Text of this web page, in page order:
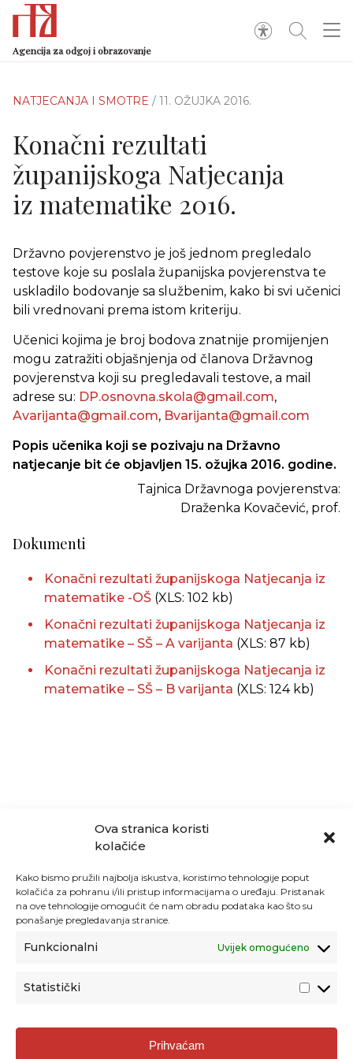
Ova stranica koristi
kolačiće
Kako bismo pružili najbolja iskustva, koristimo tehnologije poput
kolačića za pohranu i/ili pristup informacijama o uređaju. Pristanak
na ove tehnologije omogućit će nam obradu podataka kao što su
ponašanje pregledavanja stranice.
Funkcionalni Uvijek omogućeno
Statistički
Prihvaćam
Agencija za odgoj i obrazovanje
NATJECANJA I SMOTRE / 11. OŽUJKA 2016.
Konačni rezultati
županijskoga Natjecanja
iz matematike 2016.
Državno povjerenstvo je još jednom pregledalo
testove koje su poslala županijska povjerenstva te
uskladilo bodovanje sa službenim, kako bi svi učenici
bili vrednovani prema istom kriteriju.
Učenici kojima je broj bodova znatnije promijenjen
mogu zatražiti objašnjenja od članova Državnog
povjerenstva koji su pregledavali testove, a mail
adrese su: DP.osnovna.skola@gmail.com,
Avarijanta@gmail.com, Bvarijanta@gmail.com
Popis učenika koji se pozivaju na Državno
natjecanje bit će objavljen 15. ožujka 2016. godine.
Tajnica Državnoga povjerenstva:
Draženka Kovačević, prof.
Dokumenti
Konačni rezultati županijskoga Natjecanja iz
matematike -OŠ (XLS: 102 kb)
Konačni rezultati županijskoga Natjecanja iz
matematike – SŠ – A varijanta (XLS: 87 kb)
Konačni rezultati županijskoga Natjecanja iz
matematike – SŠ – B varijanta (XLS: 124 kb)
Agencija za odgoj i obrazovanje